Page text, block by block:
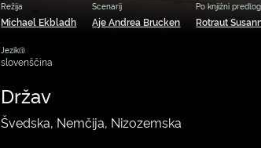
Režija
Michael Ekbladh
Scenarij
Aje Andrea Brucken
Po knjižni
Rotraut
Jezik(i)
slovenščina
Držav
Švedska, Nemčija, Nizozemska